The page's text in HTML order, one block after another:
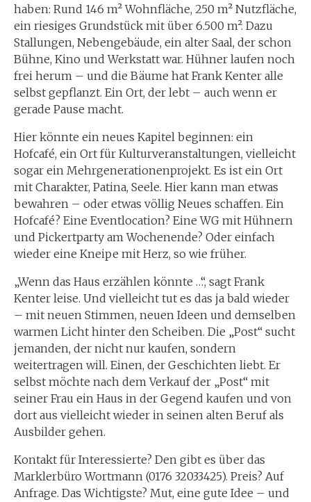
haben: Rund 146 m² Wohnfläche, 250 m² Nutzfläche,
ein riesiges Grundstück mit über 6.500 m². Dazu
Stallungen, Nebengebäude, ein alter Saal, der schon
Bühne, Kino und Werkstatt war. Hühner laufen noch
frei herum – und die Bäume hat Frank Kenter alle
selbst gepflanzt. Ein Ort, der lebt – auch wenn er
gerade Pause macht.
Hier könnte ein neues Kapitel beginnen: ein
Hofcafé, ein Ort für Kulturveranstaltungen, vielleicht
sogar ein Mehrgenerationenprojekt. Es ist ein Ort
mit Charakter, Patina, Seele. Hier kann man etwas
bewahren – oder etwas völlig Neues schaffen. Ein
Hofcafé? Eine Eventlocation? Eine WG mit Hühnern
und Pickertparty am Wochenende? Oder einfach
wieder eine Kneipe mit Herz, so wie früher.
„Wenn das Haus erzählen könnte …“, sagt Frank
Kenter leise. Und vielleicht tut es das ja bald wieder
– mit neuen Stimmen, neuen Ideen und demselben
warmen Licht hinter den Scheiben. Die „Post“ sucht
jemanden, der nicht nur kaufen, sondern
weitertragen will. Einen, der Geschichten liebt. Er
selbst möchte nach dem Verkauf der „Post“ mit
seiner Frau ein Haus in der Gegend kaufen und von
dort aus vielleicht wieder in seinen alten Beruf als
Ausbilder gehen.
Kontakt für Interessierte? Den gibt es über das
Marklerbüro Wortmann (0176 32033425). Preis? Auf
Anfrage. Das Wichtigste? Mut, eine gute Idee – und